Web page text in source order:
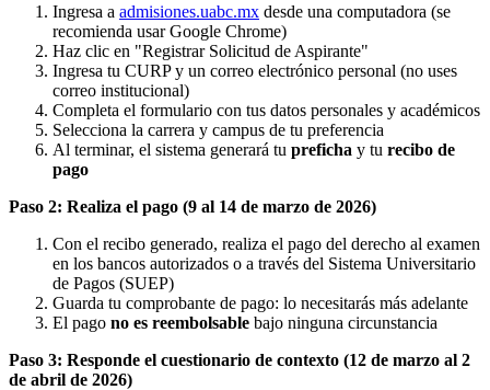
Ingresa a admisiones.uabc.mx desde una computadora (se
recomienda usar Google Chrome)
Haz clic en "Registrar Solicitud de Aspirante"
Ingresa tu CURP y un correo electrónico personal (no uses
correo institucional)
Completa el formulario con tus datos personales y académicos
Selecciona la carrera y campus de tu preferencia
Al terminar, el sistema generará tu preficha y tu recibo de
pago
Paso 2: Realiza el pago (9 al 14 de marzo de 2026)
Con el recibo generado, realiza el pago del derecho al examen
en los bancos autorizados o a través del Sistema Universitario
de Pagos (SUEP)
Guarda tu comprobante de pago: lo necesitarás más adelante
El pago no es reembolsable bajo ninguna circunstancia
Paso 3: Responde el cuestionario de contexto (12 de marzo al 2
de abril de 2026)